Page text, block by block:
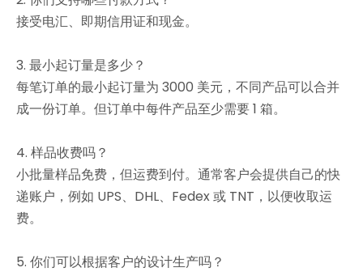
接受电汇、即期信用证和现金。
3. 最小起订量是多少？
每笔订单的最小起订量为 3000 美元，不同产品可以合并
成一份订单。但订单中每件产品至少需要 1 箱。
4. 样品收费吗？
小批量样品免费，但运费到付。通常客户会提供自己的快
递账户，例如 UPS、DHL、Fedex 或 TNT，以便收取运
费。
5. 你们可以根据客户的设计生产吗？